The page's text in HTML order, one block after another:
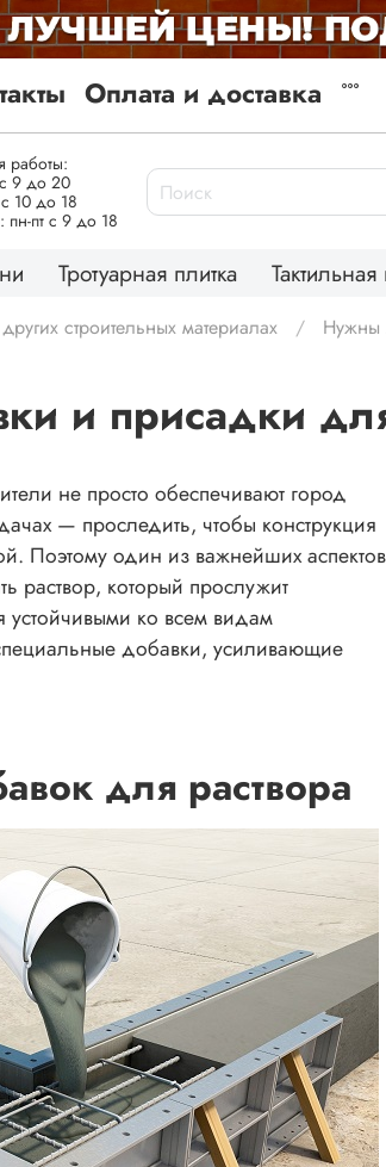
Оплата и доставка
работы:
с 9 до 20
10 до 18
пт с 9 до 18
Тротуарная плитка Тактильная
строительных материалах Нужны
и присадки
не просто обеспечивают город
— проследить, чтобы конструкция
Поэтому один из важнейших аспектов
раствор, который прослужит
ко всем видам
добавки, усиливающие
для раствора